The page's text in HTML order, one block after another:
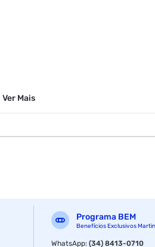
Ver Mais
Programa BEM
Benefícios Exclusivos
WhatsApp:(34) 8413-0710